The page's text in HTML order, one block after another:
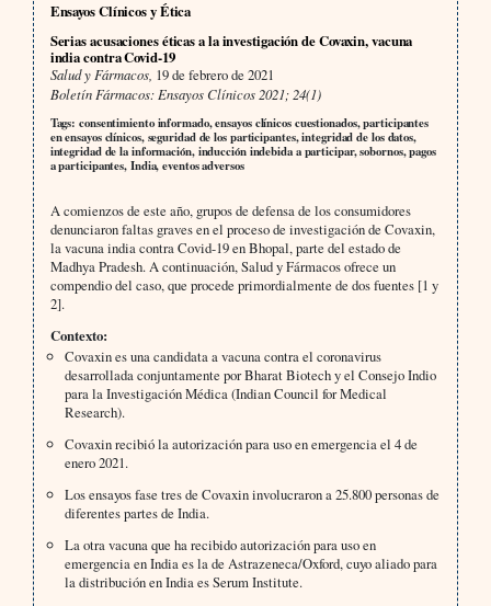
Ensayos Clínicos y Ética
Serias acusaciones éticas a la investigación de Covaxin, vacuna
india contra Covid-19
Salud y Fármacos, 19 de febrero de 2021
Boletín Fármacos: Ensayos Clínicos 2021; 24(1)
Tags: consentimiento informado, ensayos clínicos cuestionados, participantes
en ensayos clínicos, seguridad de los participantes, integridad de los datos,
integridad de la información, inducción indebida a participar, sobornos, pagos
a participantes, India, eventos adversos
A comienzos de este año, grupos de defensa de los consumidores
denunciaron faltas graves en el proceso de investigación de Covaxin,
la vacuna india contra Covid-19 en Bhopal, parte del estado de
Madhya Pradesh. A continuación, Salud y Fármacos ofrece un
compendio del caso, que procede primordialmente de dos fuentes [1 y
2].
Contexto:
Covaxin es una candidata a vacuna contra el coronavirus
desarrollada conjuntamente por Bharat Biotech y el Consejo Indio
para la Investigación Médica (Indian Council for Medical
Research).
Covaxin recibió la autorización para uso en emergencia el 4 de
enero 2021.
Los ensayos fase tres de Covaxin involucraron a 25.800 personas de
diferentes partes de India.
La otra vacuna que ha recibido autorización para uso en
emergencia en India es la de Astrazeneca/Oxford, cuyo aliado para
la distribución en India es Serum Institute.